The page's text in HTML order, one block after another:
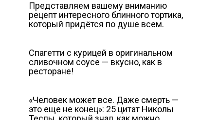
Представляем вашему вниманию
рецепт интересного блинного тортика,
который придётся по душе всем.
Спагетти с курицей в оригинальном
сливочном соусе — вкусно, как в
ресторане!
«Человек может все. Даже смерть —
это еще не конец»: 25 цитат Николы